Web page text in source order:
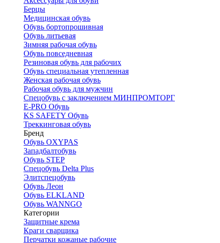
Берцы
Медицинская обувь
Обувь бортопрошивная
Обувь литьевая
Зимняя рабочая обувь
Обувь повседневная
Резиновая обувь для рабочих
Обувь специальная утепленная
Женская рабочая обувь
Рабочая обувь для мужчин
Спецобувь с заключением МИНПРОМТОРГ
E-PRO Обувь
KS SAFETY Обувь
Треккинговая обувь
Бренд
Обувь OXYPAS
Западбалтобувь
Обувь STEP
Спецобувь Delta Plus
Элитспецобувь
Обувь Леон
Обувь ELKLAND
Обувь WANNGO
Категории
Защитные крема
Краги сварщика
Перчатки кожаные рабочие